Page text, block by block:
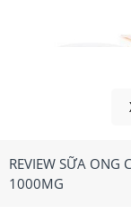
REVIEW SỮA ONG
1000MG